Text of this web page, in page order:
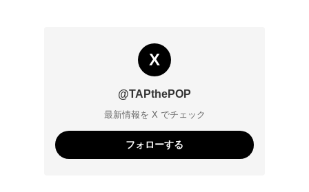
X
@TAPthePOP
最新情報を X でチェック
フォローする